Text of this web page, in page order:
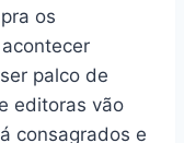
os
palco de
editoras vão
consagrados e